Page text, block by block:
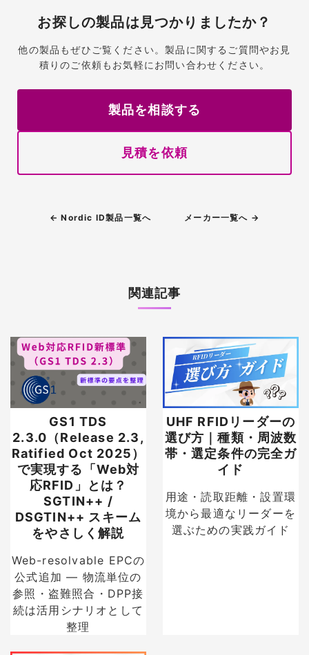
お探しの製品は見つかりましたか？
他の製品もぜひご覧ください。製品に関するご質問やお見
積りのご依頼もお気軽にお問い合わせください。
製品を相談する
見積を依頼
← Nordic ID製品一覧へ メーカー一覧へ →
関連記事
GS1 TDS
2.3.0（Release 2.3,
Ratified Oct 2025）
で実現する「Web対
応RFID」とは？
SGTIN++ /
DSGTIN++ スキーム
をやさしく解説
Web-resolvable EPCの
公式追加 — 物流単位の
参照・盗難照合・DPP接
続は活用シナリオとして
整理
UHF RFIDリーダーの
選び方｜種類・周波数
帯・選定条件の完全ガ
イド
用途・読取距離・設置環
境から最適なリーダーを
選ぶための実践ガイド